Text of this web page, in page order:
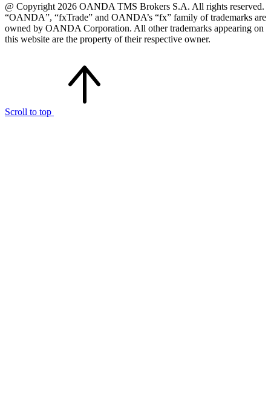
@ Copyright 2026 OANDA TMS Brokers S.A. All rights reserved.
“OANDA”, “fxTrade” and OANDA’s “fx” family of trademarks are
owned by OANDA Corporation. All other trademarks appearing on
this website are the property of their respective owner.
Scroll to top